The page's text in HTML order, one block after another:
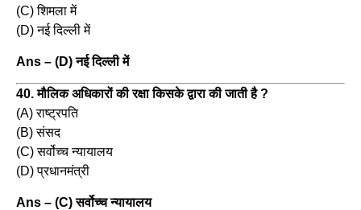
(C) शिमला में
(D) नई दिल्ली में
Ans – (D) नई दिल्ली में
40. मौलिक अधिकारों की रक्षा किसके द्वारा की जाती है ?
(A) राष्ट्रपति
(B) संसद
(C) सर्वोच्च न्यायालय
(D) प्रधानमंत्री
Ans – (C) सर्वोच्च न्यायालय